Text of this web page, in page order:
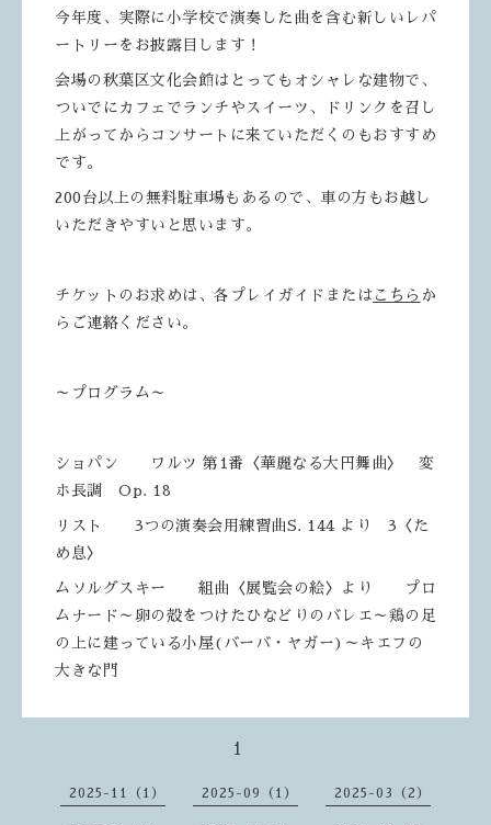
今年度、実際に小学校で演奏した曲を含む新しいレパ
ートリーをお披露目します！
会場の秋葉区文化会館はとってもオシャレな建物で、
ついでにカフェでランチやスイーツ、ドリンクを召し
上がってからコンサートに来ていただくのもおすすめ
です。
200台以上の無料駐車場もあるので、車の方もお越し
いただきやすいと思います。
チケットのお求めは、各プレイガイドまたは こちら か
らご連絡ください。
～プログラム～
ショパン ワルツ 第1番〈華麗なる大円舞曲〉 変
ホ長調 Op. 18
リスト 3つの演奏会用練習曲S. 144 より 3〈た
め息〉
ムソルグスキー 組曲〈展覧会の絵〉より プロ
ムナード～卵の殻をつけたひなどりのバレエ～鶏の足
の上に建っている小屋(バーバ・ヤガー)～キエフの
大きな門
1
2025-11（1） 2025-09（1） 2025-03（2）